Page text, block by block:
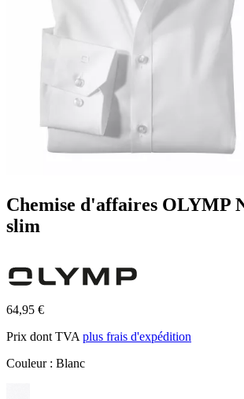
Chemise d'affaires OLYMP
slim
64,95 €
Prix dont TVA plus frais d'expédition
Couleur : Blanc